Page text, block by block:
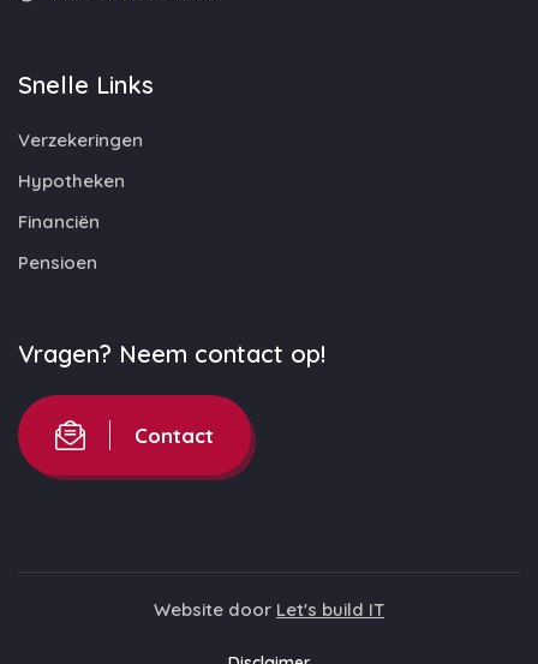
Snelle Links
Verzekeringen
Hypotheken
Financiën
Pensioen
Vragen? Neem contact op!
Contact
Website door Let's build IT